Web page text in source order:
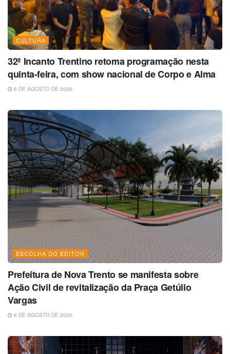
CULTURA
32ª Incanto Trentino retoma programação nesta
quinta-feira, com show nacional de Corpo e Alma
6 DE AGOSTO DE 2026
ESCOLHA DO EDITOR
Prefeitura de Nova Trento se manifesta sobre
Ação Civil de revitalização da Praça Getúlio
Vargas
6 DE AGOSTO DE 2026